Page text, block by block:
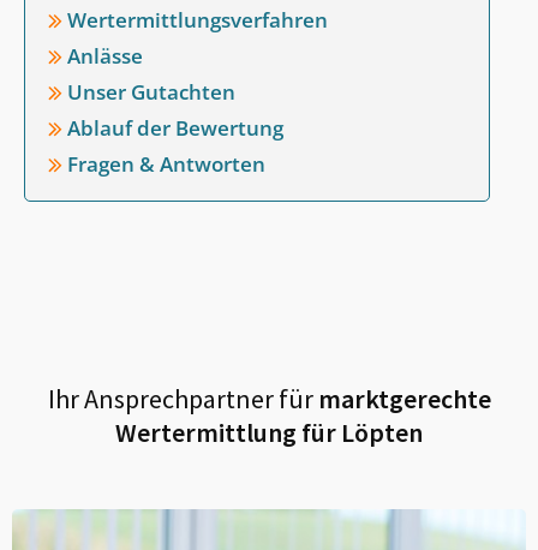
Wertermittlungsverfahren
Anlässe
Unser Gutachten
Ablauf der Bewertung
Fragen & Antworten
Ihr Ansprechpartner fürmarktgerechte
Wertermittlung für Löpten